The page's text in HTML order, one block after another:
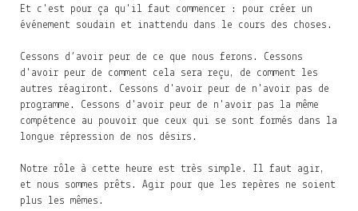
Et c'est pour ça qu'il faut commencer : pour créer un
événement soudain et inattendu dans le cours des choses.
Cessons d’avoir peur de ce que nous ferons. Cessons
d'avoir peur de comment cela sera reçu, de comment les
autres réagiront. Cessons d'avoir peur de n'avoir pas de
programme. Cessons d'avoir peur de n'avoir pas la même
compétence au pouvoir que ceux qui se sont formés dans la
longue répression de nos désirs.
Notre rôle à cette heure est très simple. Il faut agir,
et nous sommes prêts. Agir pour que les repères ne soient
plus les mêmes.